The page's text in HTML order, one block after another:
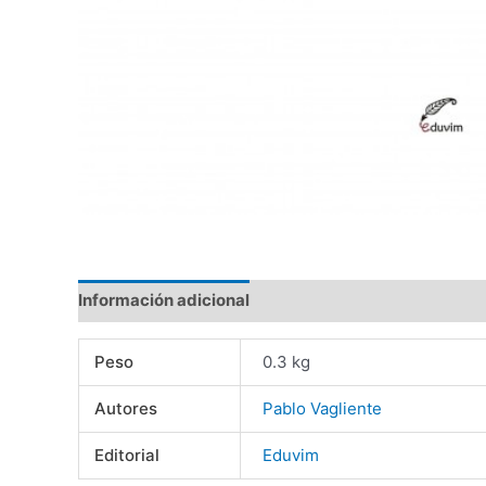
Información adicional
Peso 0.3 kg
Autores Pablo Vagliente
Editorial Eduvim